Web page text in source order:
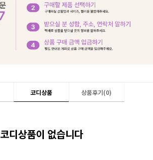
코디상품 상품후기(0)
코디상품이 없습니다